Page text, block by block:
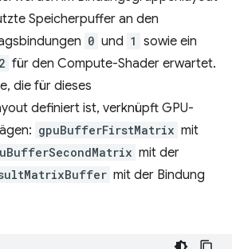
Speicherpuffer an den
0 und 1 sowie ein
2 für den Compute-Shader erwartet.
die für dieses
definiert ist, verknüpft GPU-
gpuBufferFirstMatrix mit
mit der
mit der Bindung